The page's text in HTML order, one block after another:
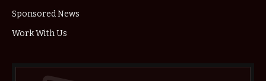
Sponsored News
Work With Us